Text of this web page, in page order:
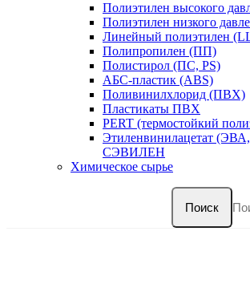
Полиэтилен высокого
Полиэтилен низкого
Линейный полиэтилен
Полипропилен (ПП)
Полистирол (ПС, PS)
АБС-пластик (ABS)
Поливинилхлорид (ПВХ)
Пластикаты ПВХ
PERT (термостойкий
Этиленвинилацетат
СЭВИЛЕН
Химическое сырье
Поиск